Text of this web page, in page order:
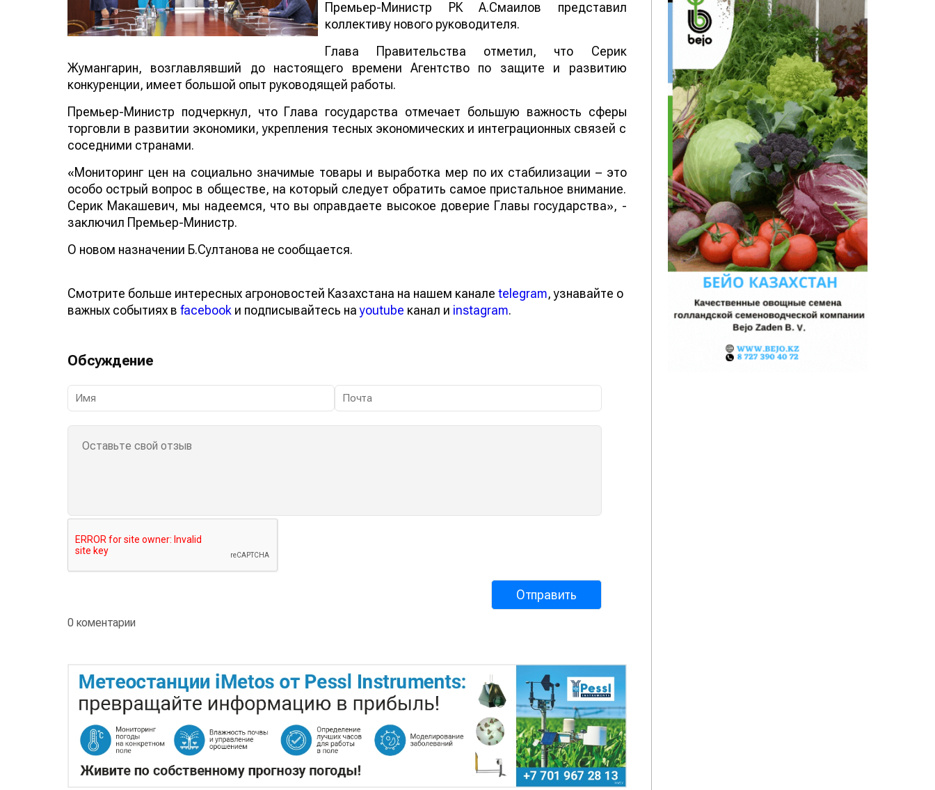
Премьер-Министр РК А.Смаилов представил
коллективу нового руководителя.
Глава Правительства отметил, что Серик
Жумангарин, возглавлявший до настоящего времени Агентство по защите и развитию
конкуренции, имеет большой опыт руководящей работы.
Премьер-Министр подчеркнул, что Глава государства отмечает большую важность сферы
торговли в развитии экономики, укрепления тесных экономических и интеграционных связей с
соседними странами.
«Мониторинг цен на социально значимые товары и выработка мер по их стабилизации – это
особо острый вопрос в обществе, на который следует обратить самое пристальное внимание.
Серик Макашевич, мы надеемся, что вы оправдаете высокое доверие Главы государства», -
заключил Премьер-Министр.
О новом назначении Б.Султанова не сообщается.
Смотрите больше интересных агроновостей Казахстана на нашем канале telegram, узнавайте о
важных событиях в facebook и подписывайтесь наyoutube канал и instagram.
Обсуждение
0 коментарии